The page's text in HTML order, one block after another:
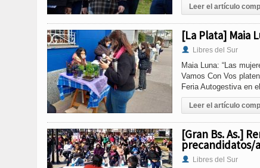
Leer el artículo
[La Plata] Maia
Libres del Sur
Maia Luna: “Las
Vamos Con Vos
Feria Autogestiva en
Leer el artículo
[Gran Bs. As.]
precandidatos/
Libres del Sur